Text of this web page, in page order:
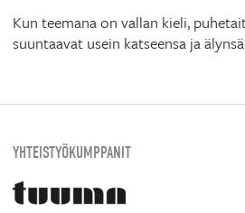
Kun teemana on vallan kieli,
suuntaavat usein katseensa ja
YHTEISTYÖKUMPPANIT